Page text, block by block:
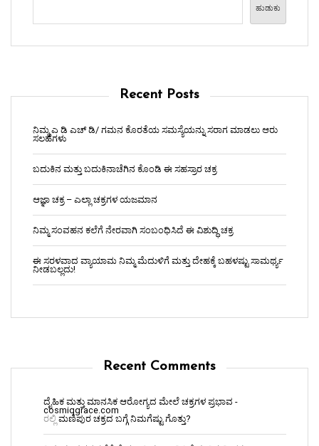
ಹುಡುಕು
Recent Posts
ನಿಮ್ಮ ಎ ಡಿ ಎಚ್ ಡಿ/ ಗಮನ ಕೊರತೆಯ ಸಮಸ್ಯೆಯನ್ನು ಸರಾಗ ಮಾಡಲು ಆರು
ಸಲಹೆಗಳು
ಬದುಕಿನ ಮತ್ತು ಬದುಕಿನಾಚೆಗಿನ ಕೊಂಡಿ ಈ ಸಹಸ್ರಾರ ಚಕ್ರ
ಆಜ್ಞಾ ಚಕ್ರ – ಎಲ್ಲಾ ಚಕ್ರಗಳ ಯಜಮಾನ
ನಿಮ್ಮ ಸಂವಹನ ಕಲೆಗೆ ನೇರವಾಗಿ ಸಂಬಂಧಿಸಿದೆ ಈ ವಿಶುದ್ಧಿ ಚಕ್ರ
ಈ ಸರಳವಾದ ವ್ಯಾಯಾಮ ನಿಮ್ಮ ಮೆದುಳಿಗೆ ಮತ್ತು ದೇಹಕ್ಕೆ ಬಹಳಷ್ಟು ಸಾಮರ್ಥ್ಯ
ನೀಡಬಲ್ಲದು!
Recent Comments
ದೈಹಿಕ ಮತ್ತು ಮಾನಸಿಕ ಆರೋಗ್ಯದ ಮೇಲೆ ಚಕ್ರಗಳ ಪ್ರಭಾವ -
cosmiqgrace.com
ರಲ್ಲಿ ಮಣಿಪುರ ಚಕ್ರದ ಬಗ್ಗೆ ನಿಮಗೆಷ್ಟು ಗೊತ್ತು?